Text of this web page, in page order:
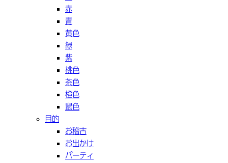
赤
青
黄色
緑
紫
桃色
茶色
橙色
鼠色
目的
お稽古
お出かけ
パーティ